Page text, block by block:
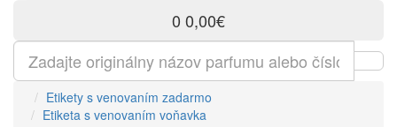
0 0,00€
Etikety s venovaním zadarmo
Etiketa s venovaním voňavka